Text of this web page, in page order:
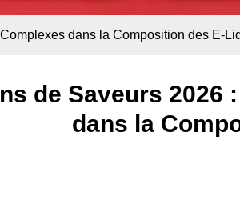
dans la Composition des E-
de Saveurs 2026
dans la